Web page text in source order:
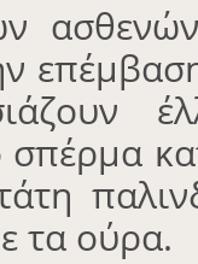
σπέρμα
τα ούρα.